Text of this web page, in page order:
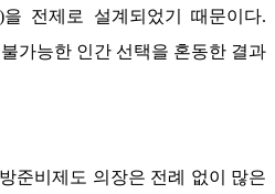
전제로 설계되었기 때문이다.
가능한 인간 선택을 혼동한 결과
준비제도 의장은 전례 없이 많은